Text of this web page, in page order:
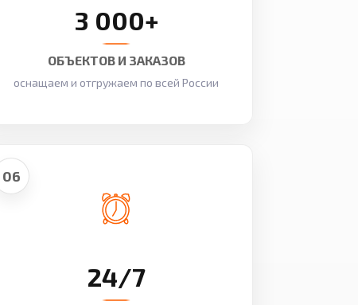
3 000+
ОБЪЕКТОВ И ЗАКАЗОВ
оснащаем и отгружаем по всей России
06
24/7